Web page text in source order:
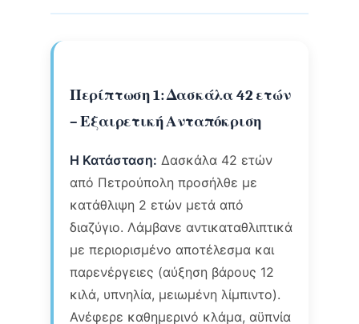
Περίπτωση 1: Δασκάλα 42 ετών
– Εξαιρετική Ανταπόκριση
Η Κατάσταση: Δασκάλα 42 ετών
από Πετρούπολη προσήλθε με
κατάθλιψη 2 ετών μετά από
διαζύγιο. Λάμβανε αντικαταθλιπτικά
με περιορισμένο αποτέλεσμα και
παρενέργειες (αύξηση βάρους 12
κιλά, υπνηλία, μειωμένη λίμπιντο).
Ανέφερε καθημερινό κλάμα, αϋπνία